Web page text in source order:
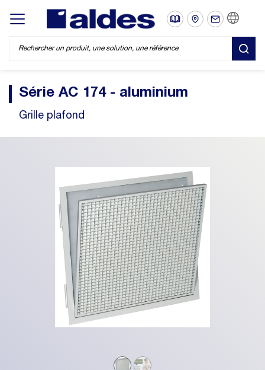
Display/hide main menu
Série AC 174 - aluminium
Grille plafond